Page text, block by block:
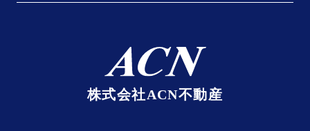
株式会社ACN不動産